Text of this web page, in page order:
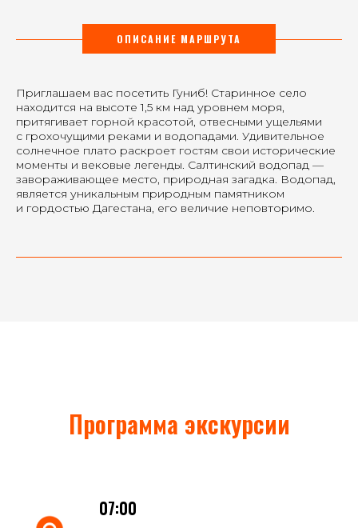
ОПИСАНИЕ МАРШРУТА
Приглашаем вас посетить Гуниб! Старинное село
находится на высоте 1,5 км над уровнем моря,
притягивает горной красотой, отвесными ущельями
с грохочущими реками и водопадами. Удивительное
солнечное плато раскроет гостям свои исторические
моменты и вековые легенды. Салтинский водопад —
завораживающее место, природная загадка. Водопад,
является уникальным природным памятником
и гордостью Дагестана, его величие неповторимо.
Программа экскурсии
07:00